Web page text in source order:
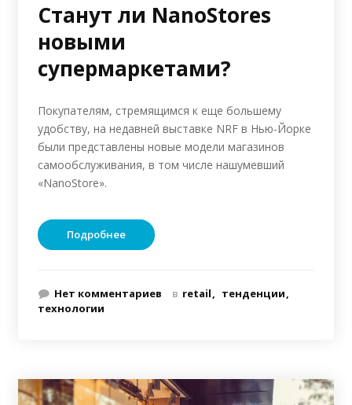
Станут ли NanoStores
новыми
супермаркетами?
Покупателям, стремящимся к еще большему
удобству, на недавней выставке NRF в Нью-Йорке
были представлены новые модели магазинов
самообслуживания, в том числе нашумевший
«NanoStore».
Подробнее
Нет комментариев в retail
тенденции
технологии